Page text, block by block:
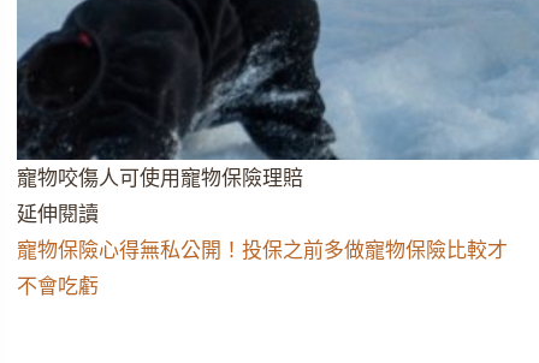
寵物咬傷人可使用寵物保險理賠
延伸閱讀
寵物保險心得無私公開！投保之前多做寵物保險比較才
不會吃虧